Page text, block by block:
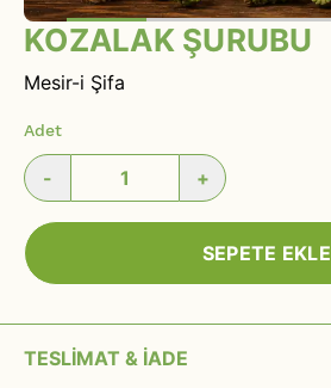
KOZALAK ŞURUBU
Mesir-i Şifa
Adet
- +
SEPETE EKLE
TESLİMAT & İADE